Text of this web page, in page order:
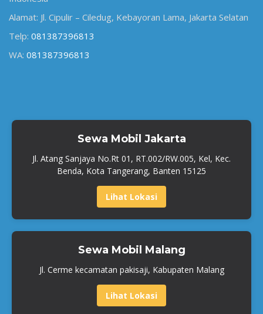
Alamat: Jl. Cipulir – Ciledug, Kebayoran Lama, Jakarta Selatan
Telp: 081387396813
WA: 081387396813
Sewa Mobil Jakarta
Jl. Atang Sanjaya No.Rt 01, RT.002/RW.005, Kel, Kec.
Benda, Kota Tangerang, Banten 15125
Lihat Lokasi
Sewa Mobil Malang
Jl. Cerme kecamatan pakisaji, Kabupaten Malang
Lihat Lokasi